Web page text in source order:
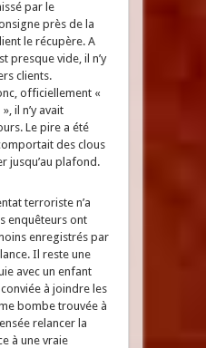
par le
près de la
le récupère. A
presque vide, il n’y
clients.
officiellement «
il n’y avait
Le pire a été
des clous
jusqu’au plafond.
terroriste n’a
enquêteurs ont
enregistrés par
Il reste une
avec un enfant
à joindre les
bombe trouvée à
relancer la
à une vraie